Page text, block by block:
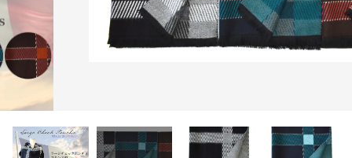
ショッピングを続ける
ウールストール
秋冬ストール（サスティナブルストール他）
フォーマル
～
並び順
その他